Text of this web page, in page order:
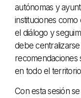
autónomas y
instituciones como
el diálogo y
debe
recomendaciones
en todo el territorio
Con esta sesión